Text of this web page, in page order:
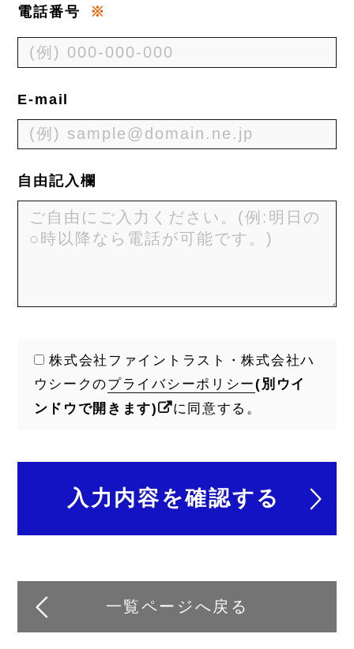
電話番号 ※
E-mail
自由記入欄
株式会社ファイントラスト・株式会社ハ
ウシークのプライバシーポリシー(別ウイ
ンドウで開きます)
に同意する。
一覧ページへ戻る